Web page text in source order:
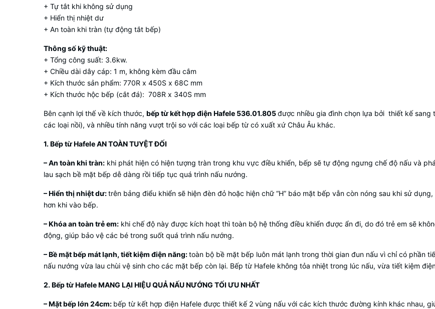
+ Tự tắt khi không sử dụng
+ Hiển thị nhiệt dư
+ An toàn khi tràn (tự động tắt bếp)
Thông số kỹ thuật:
+ Tổng công suất: 3.6kw.
+ Chiều dài dây cáp: 1 m, không kèm đầu cắm
+ Kích thước sản phẩm: 770R x 450S x 68C mm
+ Kích thước hộc bếp (cắt đá): 708R x 340S mm
Bên cạnh lợi thế về kích thước, bếp từ kết hợp điện Hafele 536.01.805được nhiều gia đình chọn lựa bởi thiết kế
các loại nồi), và nhiều tính năng vượt trội so với các loại bếp từ có xuất xứ Châu Âu khác.
1. Bếp từ Hafele AN TOÀN TUYỆT ĐỐI
– An toàn khi tràn: khi phát hiện có hiện tượng tràn trong khu vực điều khiển, bếp sẽ tự động ngưng chế độ nấu và
lau sạch bề mặt bếp dễ dàng rồi tiếp tục quá trình nấu nướng.
– Hiển thị nhiệt dư:trên bảng điểu khiển sẽ hiện đèn đỏ hoặc hiện chữ “H” báo mặt bếp vẫn còn nóng sau khi sử
hơn khi vào bếp.
– Khóa an toàn trẻ em: khi chế độ này được kích hoạt thì toàn bộ hệ thống điều khiển được ẩn đi, do đó trẻ em sẽ
động, giúp bảo vệ các bé trong suốt quá trình nấu nướng.
– Bề mặt bếp mát lạnh, tiết kiệm điện năng:toàn bộ bề mặt bếp luôn mát lạnh trong thời gian đun nấu vì chỉ có phần
nấu nướng vừa lau chùi vệ sinh cho các mặt bếp còn lại. Bếp từ Hafele không tỏa nhiệt trong lúc nấu, vừa tiết kiệm
2. Bếp từ Hafele MANG LẠI HIỆU QUẢ NẤU NƯỚNG TỐI ƯU NHẤT
– Mặt bếp lớn 24cm: bếp từ kết hợp điện Hafele được thiết kế 2 vùng nấu với các kích thước đường kính khác nhau,